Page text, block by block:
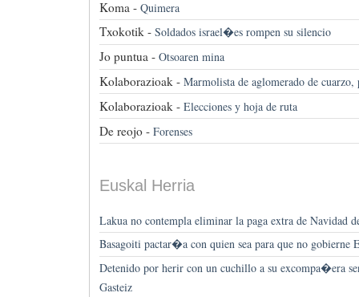
Koma - Quimera
Txokotik - Soldados israel�es rompen su silencio
Jo puntua - Otsoaren mina
Kolaborazioak - Marmolista de aglomerado de
Kolaborazioak - Elecciones y hoja de ruta
De reojo - Forenses
Euskal Herria
Lakua no contempla eliminar la paga extra de Navidad
Basagoiti pactar�a con quien sea para que no gobierne
Detenido por herir con un cuchillo a su excompa�era
Gasteiz